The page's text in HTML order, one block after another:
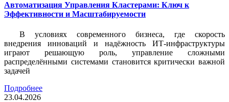
Автоматизация Управления Кластерами: Ключ к
Эффективности и Масштабируемости
В условиях современного бизнеса, где скорость
внедрения инноваций и надёжность ИТ-инфраструктуры
играют решающую роль, управление сложными
распределёнными системами становится критически важной
задачей
Подробнее
23.04.2026